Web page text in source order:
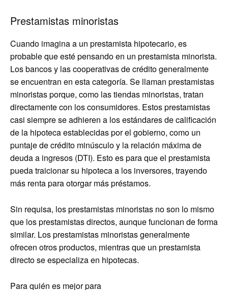
Prestamistas minoristas
Cuando imagina a un prestamista hipotecario, es
probable que esté pensando en un prestamista minorista.
Los bancos y las cooperativas de crédito generalmente
se encuentran en esta categoría. Se llaman prestamistas
minoristas porque, como las tiendas minoristas, tratan
directamente con los consumidores. Estos prestamistas
casi siempre se adhieren a los estándares de calificación
de la hipoteca establecidas por el gobierno, como un
puntaje de crédito minúsculo y la relación máxima de
deuda a ingresos (DTI). Esto es para que el prestamista
pueda traicionar su hipoteca a los inversores, trayendo
más renta para otorgar más préstamos.
Sin requisa, los prestamistas minoristas no son lo mismo
que los prestamistas directos, aunque funcionan de forma
similar. Los prestamistas minoristas generalmente
ofrecen otros productos, mientras que un prestamista
directo se especializa en hipotecas.
Para quién es mejor para